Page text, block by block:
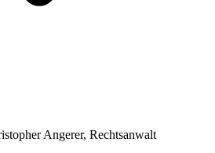
Angerer, Rechtsanwalt